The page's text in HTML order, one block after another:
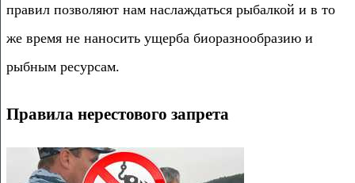
правил позволяют нам наслаждаться рыбалкой и в то
же время не наносить ущерба биоразнообразию и
рыбным ресурсам.
Правила нерестового запрета